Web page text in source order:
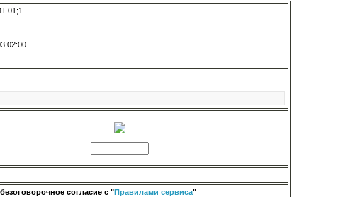
согласие с "Правилами сервиса"